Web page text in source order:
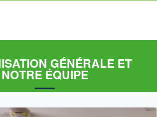
GÉNÉRALE ET
NOTRE ÉQUIPE